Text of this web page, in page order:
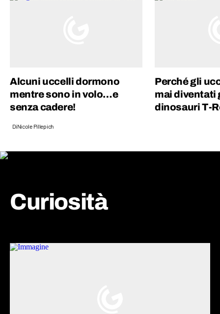
Alcuni uccelli dormono
mentre sono in volo…e
senza cadere!
DiNicole Pillepich
Perché gli
mai diventati
dinosauri T-
Curiosità